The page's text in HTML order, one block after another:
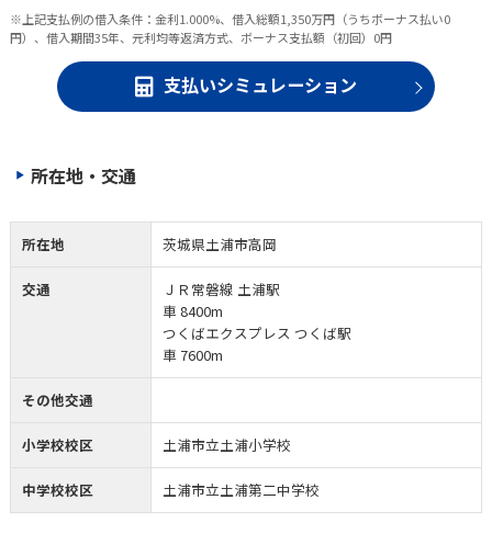
※上記支払例の借入条件：金利1.000%、借入総額1,350万円（うちボーナス払い0
円）、借入期間35年、元利均等返済方式、ボーナス支払額（初回）0円
支払いシミュレーション
所在地・交通
所在地 茨城県土浦市高岡
交通
ＪＲ常磐線 土浦駅
車 8400m
つくばエクスプレス つくば駅
車 7600m
その他交通
小学校校区 土浦市立土浦小学校
中学校校区 土浦市立土浦第二中学校